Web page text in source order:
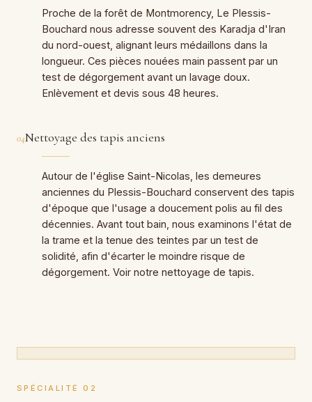
Proche de la forêt de Montmorency, Le Plessis-
Bouchard nous adresse souvent des Karadja d'Iran
du nord-ouest, alignant leurs médaillons dans la
longueur. Ces pièces nouées main passent par un
test de dégorgement avant un lavage doux.
Enlèvement et devis sous 48 heures.
04Nettoyage des tapis anciens
Autour de l'église Saint-Nicolas, les demeures
anciennes du Plessis-Bouchard conservent des tapis
d'époque que l'usage a doucement polis au fil des
décennies. Avant tout bain, nous examinons l'état de
la trame et la tenue des teintes par un test de
solidité, afin d'écarter le moindre risque de
dégorgement. Voir notre nettoyage de tapis.
SPÉCIALITÉ 02